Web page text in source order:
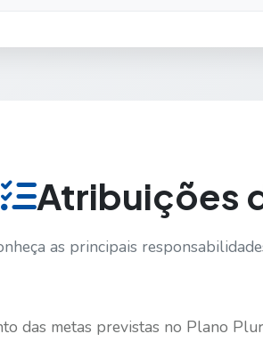
Atribuições
as principais
das metas previstas no Plano